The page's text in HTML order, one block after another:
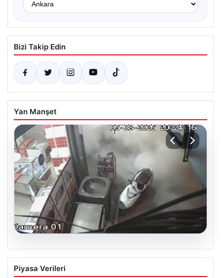
Bizi Takip Edin
Yan Manşet
Bahçelievler’de 4 Katlı Binanın Çökmesi
ve Sonrası Güvenlik Önlemleri
Piyasa Verileri